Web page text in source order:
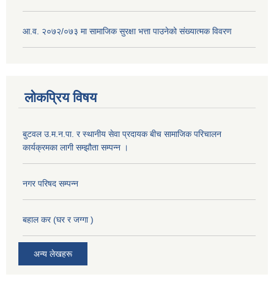
आ.व. २०७२/०७३ मा सामाजिक सुरक्षा भत्ता पाउनेको संख्यात्मक विवरण
लोकप्रिय विषय
बुटवल उ.म.न.पा. र स्थानीय सेवा प्रदायक बीच सामाजिक परिचालन
कार्यक्रमका लागी सम्झौता सम्पन्न ।
नगर परिषद सम्पन्न
बहाल कर (घर र जग्गा )
अन्य लेखहरू